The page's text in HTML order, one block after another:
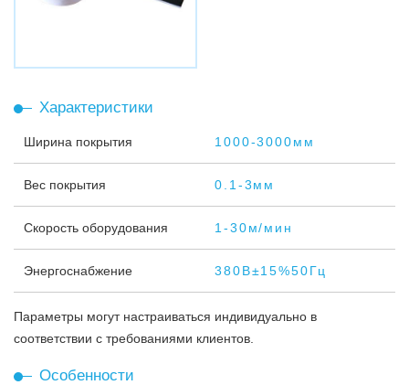
Характеристики
Ширина покрытия 1000-3000мм
Вес покрытия 0.1-3мм
Скорость оборудования 1-30м/мин
Энергоснабжение 380В±15%50Гц
Параметры могут настраиваться индивидуально в
соответствии с требованиями клиентов.
Особенности